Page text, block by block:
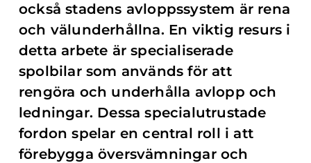
också stadens avloppssystem är rena
och välunderhållna. En viktig resurs i
detta arbete är specialiserade
spolbilar som används för att
rengöra och underhålla avlopp och
ledningar. Dessa specialutrustade
fordon spelar en central roll i att
förebygga översvämningar och